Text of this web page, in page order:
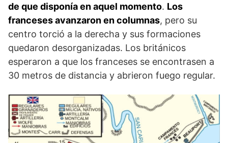
de que disponía en aquel mo­mento. Los
franceses avanzaron en columnas, pero su
centro torció a la derecha y sus formaciones
queda­ron desorganizadas. Los británicos
esperaron a que los franceses se encontrasen a
30 metros de distan­cia y abrieron fuego regular.